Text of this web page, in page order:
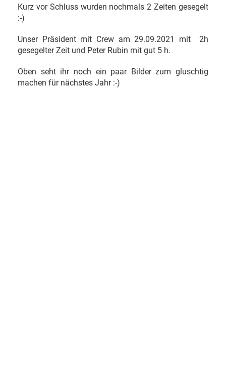
Kurz vor Schluss wurden nochmals 2 Zeiten gesegelt
:-)
Unser Präsident mit Crew am 29.09.2021 mit 2h
gesegelter Zeit und Peter Rubin mit gut 5 h.
Oben seht ihr noch ein paar Bilder zum gluschtig
machen für nächstes Jahr :-)